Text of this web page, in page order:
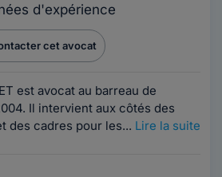
d'expérience
cet avocat
est avocat au barreau de
Il intervient aux côtés des
des cadres pour les... Lire la suite